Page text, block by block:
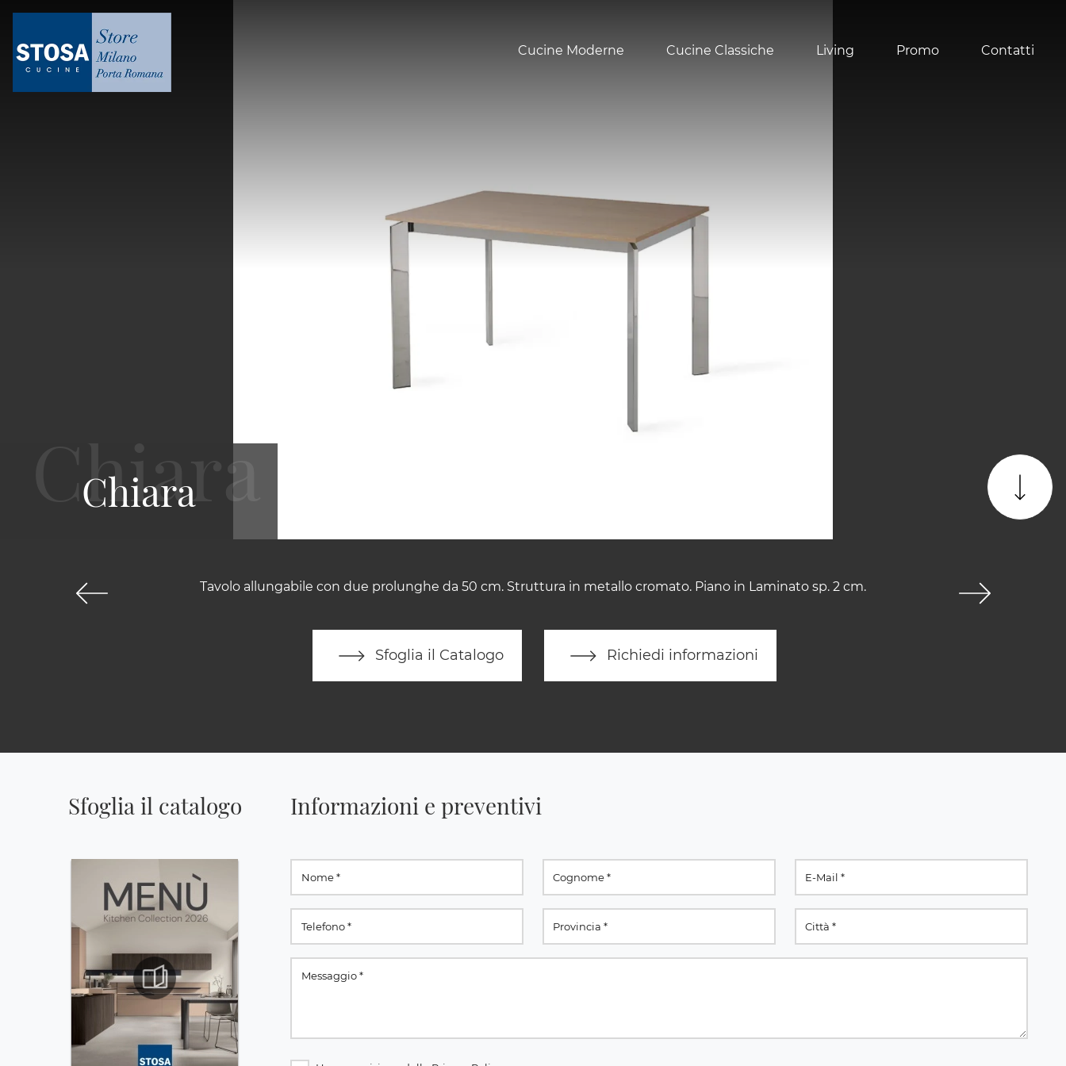
Cucine Moderne Cucine Classiche Living Promo Contatti
Tavolo allungabile con due prolunghe da 50 cm. Struttura in metallo cromato. Piano in Laminato sp. 2 cm.
Sfoglia il Catalogo Richiedi informazioni
Chiara
Sfoglia il catalogo Informazioni e preventivi